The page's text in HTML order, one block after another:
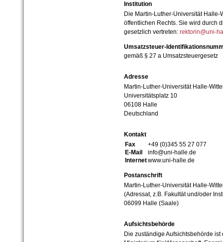
Institution
Die Martin-Luther-Universität
öffentlichen Rechts. Sie wird durch
gesetzlich vertreten: rektorin@uni-
Umsatzsteuer-
gemäß § 27 a Umsatzsteuergesetz
Adresse
Martin-Luther-Universität Halle-
Universitätsplatz 10
06108 Halle
Deutschland
Kontakt
Fax
+49 (0)345 55 27 077
E-Mail
info@uni-halle.de
Internetwww.uni-halle.de
Postanschrift
Martin-Luther-Universität Halle-
(Adressat, z.B. Fakultät und/oder
06099 Halle (Saale)
Aufsichtsbehörde
Die zuständige Aufsichtsbehörde ist